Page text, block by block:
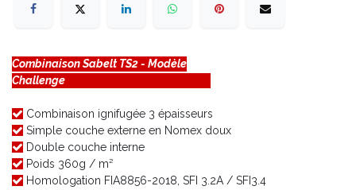
Combinaison Sabelt TS2 - Modèle
Challenge
Combinaison ignifugée 3 épaisseurs
Simple couche externe en Nomex doux
Double couche interne
Poids 360g / m²
Homologation FIA8856-2018, SFI 3.2A / SFI3.4